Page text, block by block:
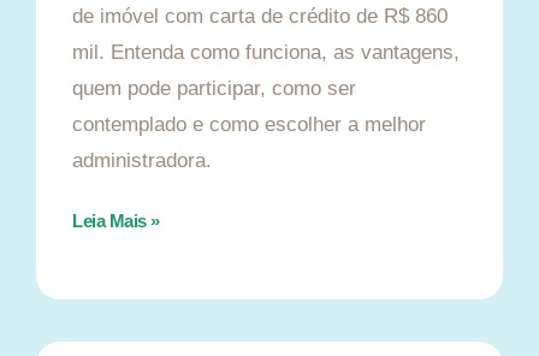
de imóvel com carta de crédito de R$ 860
mil. Entenda como funciona, as vantagens,
quem pode participar, como ser
contemplado e como escolher a melhor
administradora.
Leia Mais »